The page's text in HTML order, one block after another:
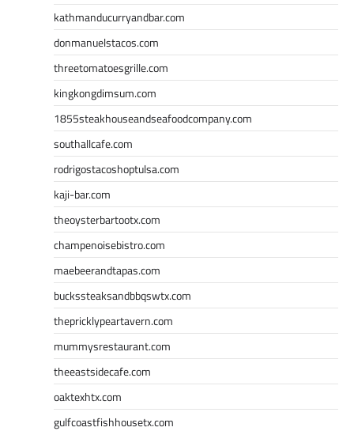
kathmanducurryandbar.com
donmanuelstacos.com
threetomatoesgrille.com
kingkongdimsum.com
1855steakhouseandseafoodcompany.com
southallcafe.com
rodrigostacoshoptulsa.com
kaji-bar.com
theoysterbartootx.com
champenoisebistro.com
maebeerandtapas.com
buckssteaksandbbqswtx.com
thepricklypeartavern.com
mummysrestaurant.com
theeastsidecafe.com
oaktexhtx.com
gulfcoastfishhousetx.com